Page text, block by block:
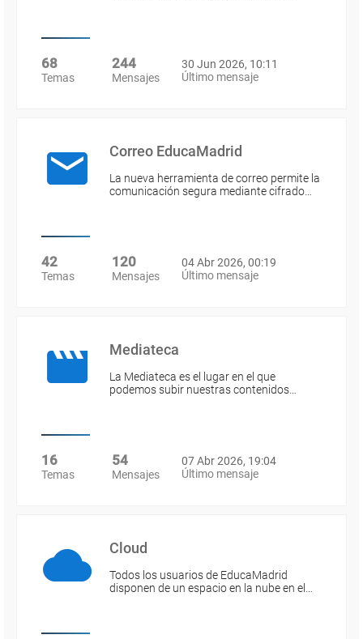
68
Temas
244
Mensajes
30 Jun 2026, 10:11
Último mensaje
Correo EducaMadrid
La nueva herramienta de correo permite la
comunicación segura mediante cifrado…
42
Temas
120
Mensajes
04 Abr 2026, 00:19
Último mensaje
Mediateca
La Mediateca es el lugar en el que
podemos subir nuestras contenidos…
16
Temas
54
Mensajes
07 Abr 2026, 19:04
Último mensaje
Cloud
Todos los usuarios de EducaMadrid
disponen de un espacio en la nube en el…